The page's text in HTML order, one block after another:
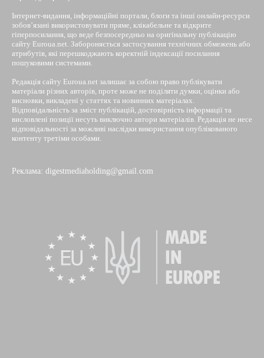
Інтернет-видання, інформаційні портали, блоги та інші онлайн-ресурси
зобов’язані використовувати пряме, клікабельне та відкрите
гіперпосилання, що веде безпосередньо на оригінальну публікацію
сайту Euroua.net. Забороняється застосування технічних обмежень або
атрибутів, які перешкоджають коректній індексації посилання
пошуковими системами.
Редакція сайту Euroua.net залишає за собою право публікувати
матеріали різних авторів, проте може не поділяти думки, оцінки або
висновки, викладені у статтях та новинних матеріалах.
Відповідальність за зміст публікацій, достовірність інформації та
висловлені позиції несуть виключно автори матеріалів. Редакція не несе
відповідальності за можливі наслідки використання опублікованого
контенту третіми особами.
Реклама: digestmediaholding@gmail.com